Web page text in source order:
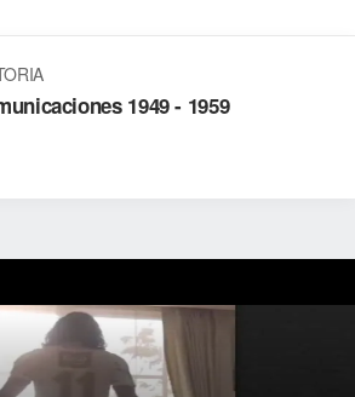
1949 - 1959